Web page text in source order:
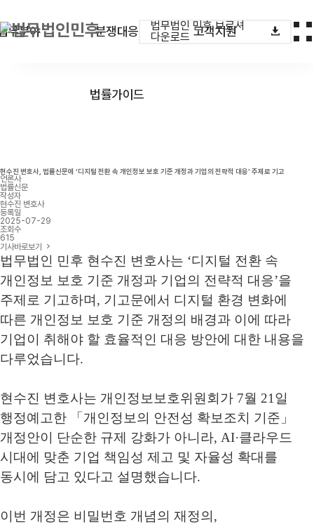
법무법인 민후 브로셔
다운로드
무분야 분쟁대응
법률가이드
고객지원
현수진 변호사, 법률신문에 ‘디지털 전환 속 개인정보 보호 기준 개정과 기업의 전략적 대응' 주제로 기고
언론사
법률신문
작성자
현수진 변호사
등록일
2025-07-29
조회수
615
기사바로보기
법무법인 민후 현수진 변호사는 ‘디지털 전환 속
개인정보 보호 기준 개정과 기업의 전략적 대응’을
주제로 기고하며 , 기고문에서 디지털 환경 변화에
따른 개인정보 보호 기준 개정의 배경과 이에 따라
기업이 취해야 할 효율적인 대응 방안에 대한 내용을
다루었습니다.
현수진 변호사는 개인정보보호위원회가 7월 21 일
행정예고한
「 개인정보의 안전성 확보조치 기준 」
개정안이 단순한 규제 강화가 아니라, AI·클라우드
시대에 맞춘 기업 책임성 제고 및 자율성 확대를
동시에 담고 있다고 설명했습니다.
이번 개정은 비밀번호 개념의 재정의 ,